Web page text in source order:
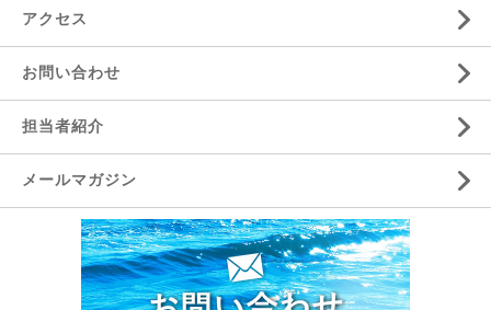
アクセス
お問い合わせ
担当者紹介
メールマガジン